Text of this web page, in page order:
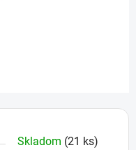
Skladom (21 ks)